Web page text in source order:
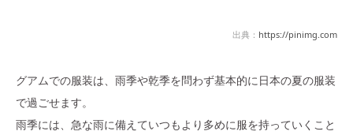
出典： https://pinimg.com
グアムでの服装は、雨季や乾季を問わず基本的に日本の夏の服装
で過ごせます。
雨季には、急な雨に備えていつもより多めに服を持っていくこと